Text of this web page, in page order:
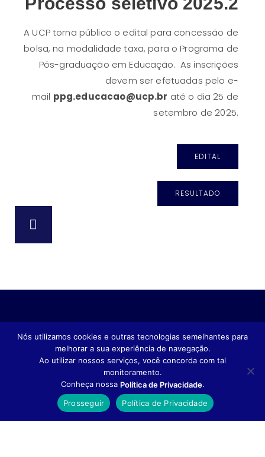
A UCP torna público o edital para concessão de
bolsa, na modalidade taxa, para o Programa de
Pós-graduação em Educação. As inscrições
devem ser efetuadas pelo e-
mail ppg.educacao@ucp.br até o dia 25 de
setembro de 2025.
EDITAL
RESULTADO
Nós utilizamos cookies e outras tecnologias semelhantes para
melhorar a sua experiência de navegação.
Ao utilizar nossos serviços, você concorda com tal
monitoramento.
Conheça nossa Política de Privacidade.
Prosseguir
Política de Privacidade